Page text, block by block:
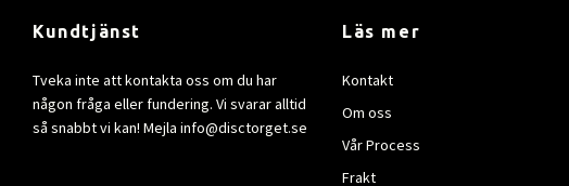
Kundtjänst
Tveka inte att kontakta oss om du har
någon fråga eller fundering. Vi svarar alltid
så snabbt vi kan! Mejla info@disctorget.se
Läs mer
Kontakt
Om oss
Vår Process
Frakt